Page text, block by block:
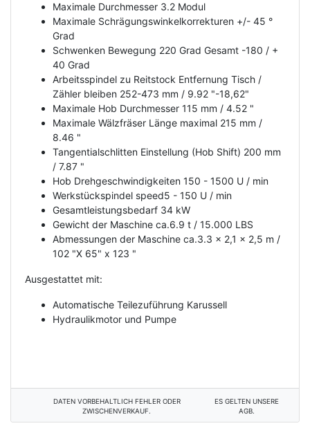
Maximale Durchmesser 3.2 Modul
Maximale Schrägungswinkelkorrekturen +/- 45 °
Grad
Schwenken Bewegung 220 Grad Gesamt -180 / +
40 Grad
Arbeitsspindel zu Reitstock Entfernung Tisch /
Zähler bleiben 252-473 mm / 9.92 "-18,62"
Maximale Hob Durchmesser 115 mm / 4.52 "
Maximale Wälzfräser Länge maximal 215 mm /
8.46 "
Tangentialschlitten Einstellung (Hob Shift) 200 mm
/ 7.87 "
Hob Drehgeschwindigkeiten 150 - 1500 U / min
Werkstückspindel speed5 - 150 U / min
Gesamtleistungsbedarf 34 kW
Gewicht der Maschine ca.6.9 t / 15.000 LBS
Abmessungen der Maschine ca.3.3 x 2,1 x 2,5 m /
102 "X 65" x 123 "
Ausgestattet mit:
Automatische Teilezuführung Karussell
Hydraulikmotor und Pumpe
DATEN VORBEHALTLICH FEHLER ODER
ZWISCHENVERKAUF.
ES GELTEN UNSERE
AGB.